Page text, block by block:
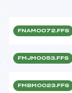
FNAM0072.FFS
FMJM0053.FFS
FMBM0023.FFS